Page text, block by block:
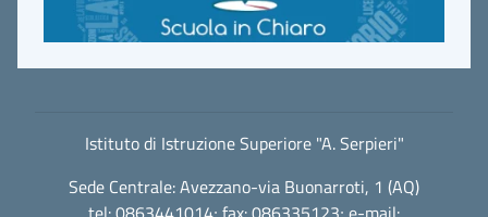
Istituto di Istruzione Superiore "A. Serpieri"
Sede Centrale: Avezzano-via Buonarroti, 1 (AQ)